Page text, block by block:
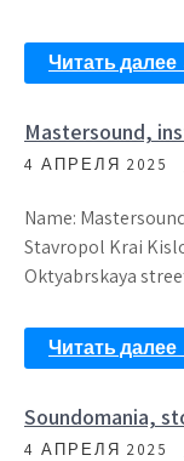
Читать далее
Mastersound,
4 АПРЕЛЯ 2025
Name:
Stavropol Krai
Oktyabrskaya
Читать далее
Soundomania,
4 АПРЕЛЯ 2025